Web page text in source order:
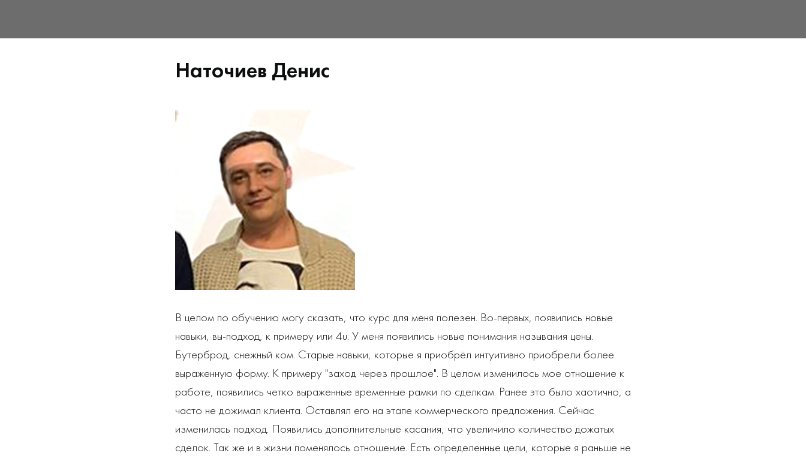
Наточиев Денис
В целом по обучению могу сказать, что курс для меня полезен. Во-первых, появились новые
навыки, вы-подход, к примеру или 4u. У меня появились новые понимания называния цены.
Бутерброд, снежный ком. Старые навыки, которые я приобрёл интуитивно приобрели более
выраженную форму. К примеру "заход через прошлое". В целом изменилось мое отношение к
работе, появились четко выраженные временные рамки по сделкам. Ранее это было хаотично, а
часто не дожимал клиента. Оставлял его на этапе коммерческого предложения. Сейчас
изменилась подход. Появились дополнительные касания, что увеличило количество дожатых
сделок. Так же и в жизни поменялось отношение. Есть определенные цели, которые я раньше не